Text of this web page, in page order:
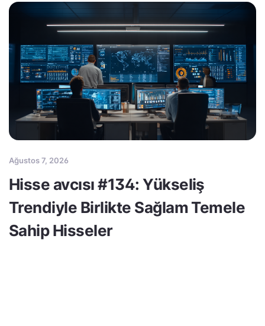
Ağustos 7, 2026
Hisse avcısı #134: Yükseliş
Trendiyle Birlikte Sağlam Temele
Sahip Hisseler